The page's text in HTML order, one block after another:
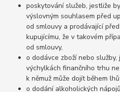
poskytování služeb, jestliže
výslovným souhlasem před
od smlouvy a prodávající
kupujícímu, že v takovém
od smlouvy,
o dodávce zboží nebo služby,
výchylkách finančního trhu
k němuž může dojít během
o dodání alkoholických